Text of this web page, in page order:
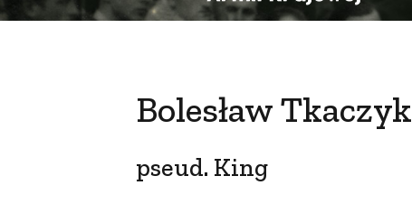
Bolesław Tkaczyk
pseud. King